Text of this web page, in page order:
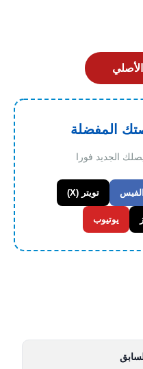
المفضلة
الجديد فورا
تويتر (X)
يوتيوب